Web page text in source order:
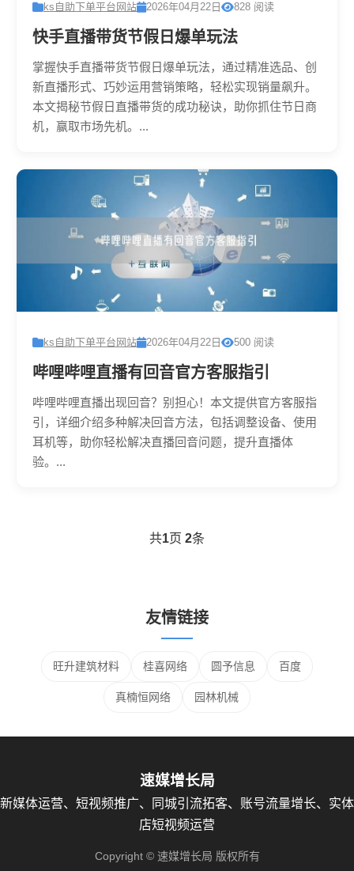
ks自助下单平台网站 2026年04月22日 828 阅读
快手直播带货节假日爆单玩法
掌握快手直播带货节假日爆单玩法，通过精准选品、创
新直播形式、巧妙运用营销策略，轻松实现销量飙升。
本文揭秘节假日直播带货的成功秘诀，助你抓住节日商
机，赢取市场先机。...
ks自助下单平台网站 2026年04月22日 500 阅读
哔哩哔哩直播有回音官方客服指引
哔哩哔哩直播出现回音？别担心！本文提供官方客服指
引，详细介绍多种解决回音方法，包括调整设备、使用
耳机等，助你轻松解决直播回音问题，提升直播体
验。...
共1页 2条
友情链接
旺升建筑材料 桂喜网络 圆予信息 百度
真楠恒网络 园林机械
速媒增长局
新媒体运营、短视频推广、同城引流拓客、账号流量增长、实体
店短视频运营
Copyright © 速媒增长局 版权所有